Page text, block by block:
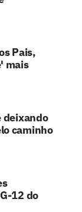
Pais,
mais
deixando
caminho
12 do